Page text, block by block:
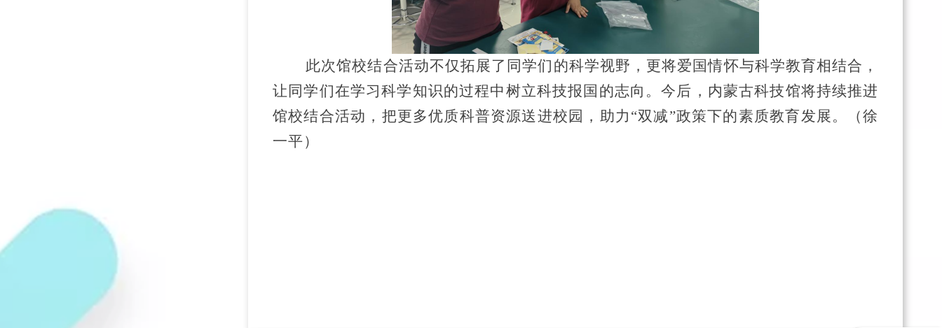
此次馆校结合活动不仅拓展了同学们的科学视野，更将爱国情怀与科学教育相结合，
让同学们在学习科学知识的过程中树立科技报国的志向。今后，内蒙古科技馆将持续推进
馆校结合活动，把更多优质科普资源送进校园，助力 “双减”政策下的素质教育发展。（徐
一平）